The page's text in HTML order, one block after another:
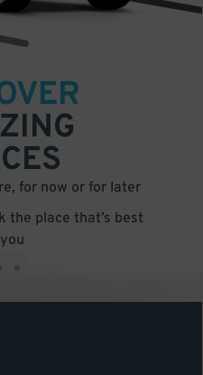
for now or for later
the place that’s best
•